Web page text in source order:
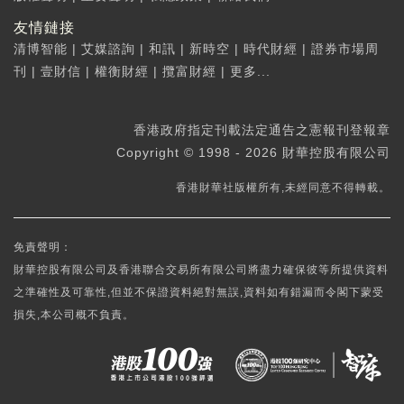
友情鏈接
清博智能 | 艾媒諮詢 | 和訊 | 新時空 | 時代財經 | 證券市場周
刊
| 壹財信 | 權衡財經 | 攬富財經 | 更多...
香港政府指定刊載法定通告之憲報刊登報章
Copyright © 1998 - 2026 財華控股有限公司
香港財華社版權所有,未經同意不得轉載。
免責聲明：
財華控股有限公司及香港聯合交易所有限公司將盡力確保彼等所提供資料
之準確性及可靠性,但並不保證資料絕對無誤,資料如有錯漏而令閣下蒙受
損失,本公司概不負責。